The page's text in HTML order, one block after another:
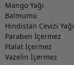
Mango Yağı
Balmumu
Hindistan Cevizi Yağı
Paraben İçermez
Ftalat İçermez
Vazelin İçermez